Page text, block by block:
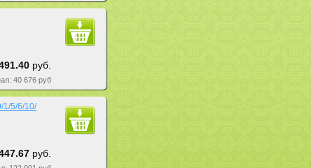
руб.
40 676 руб
1/5/6/10/
руб.